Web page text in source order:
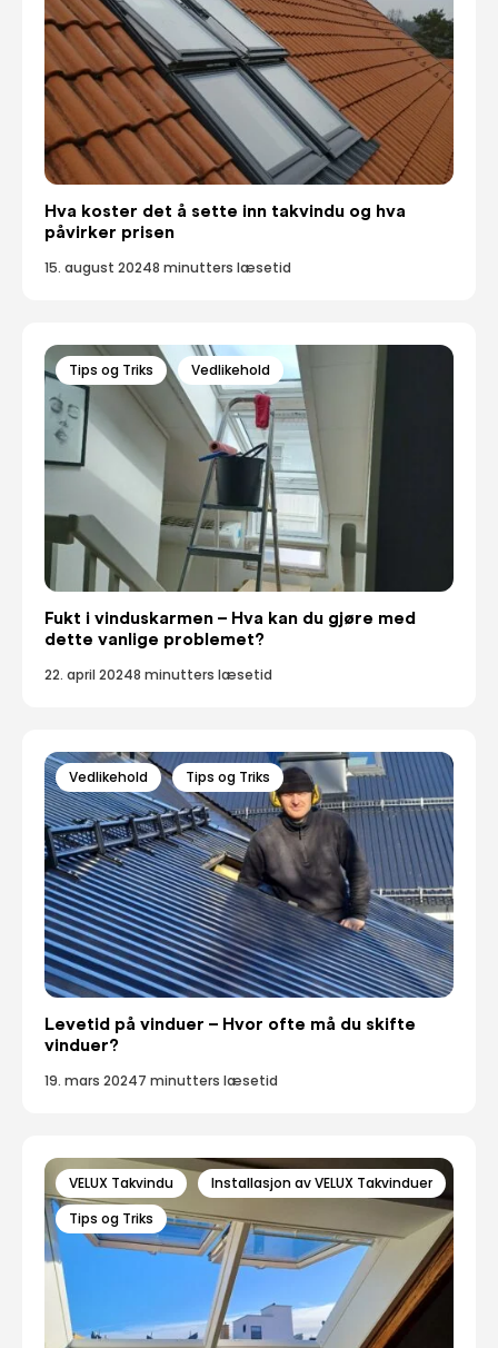
Hva koster det å sette inn takvindu og hva
påvirker prisen
15. august 20248 minutters læsetid
Tips og Triks Vedlikehold
Fukt i vinduskarmen – Hva kan du gjøre med
dette vanlige problemet?
22. april 20248 minutters læsetid
Vedlikehold Tips og Triks
Levetid på vinduer – Hvor ofte må du skifte
vinduer?
19. mars 20247 minutters læsetid
VELUX Takvindu
Installasjon av VELUX Takvinduer
Tips og Triks